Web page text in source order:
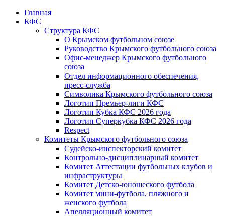
Главная
КФС
Структура КФС
О Крымском футбольном союзе
Руководство Крымского футбольного союза
Офис-менеджер Крымского футбольного
союза
Отдел информационного обеспечения,
пресс-служба
Символика Крымского футбольного союза
Логотип Премьер-лиги КФС
Логотип Кубка КФС 2026 года
Логотип Суперкубка КФС 2026 года
Respect
Комитеты Крымского футбольного союза
Судейско-инспекторский комитет
Контрольно-дисциплинарный комитет
Комитет Аттестации футбольных клубов и
инфраструктуры
Комитет Детско-юношеского футбола
Комитет мини-футбола, пляжного и
женского футбола
Апелляционный комитет